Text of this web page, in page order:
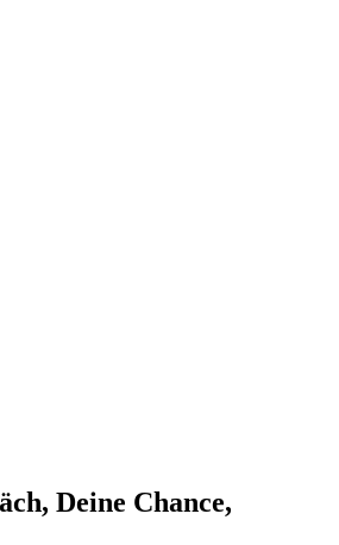
Deine Chance,